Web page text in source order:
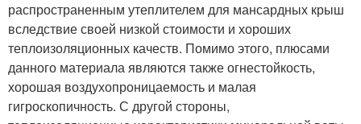
распространенным утеплителем для мансардных крыш
вследствие своей низкой стоимости и хороших
теплоизоляционных качеств. Помимо этого, плюсами
данного материала являются также огнестойкость,
хорошая воздухопроницаемость и малая
гигроскопичность. С другой стороны,